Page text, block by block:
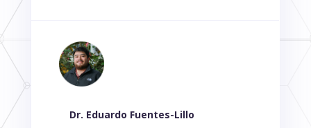
Dr. Eduardo Fuentes-Lillo